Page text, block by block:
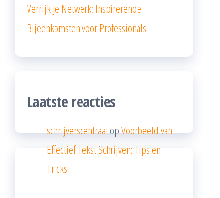
Verrijk Je Netwerk: Inspirerende
Bijeenkomsten voor Professionals
Laatste reacties
schrijverscentraalopVoorbeeld van
Effectief Tekst Schrijven: Tips en
Tricks